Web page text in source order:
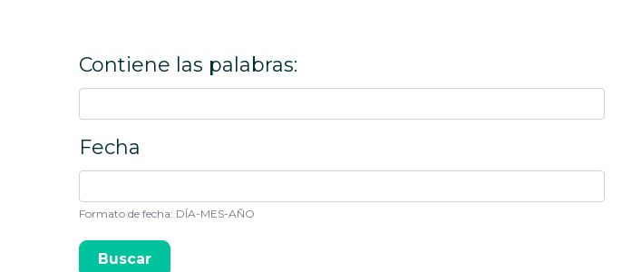
Contiene las palabras:
Fecha
Formato de fecha: DÍA-MES-AÑO